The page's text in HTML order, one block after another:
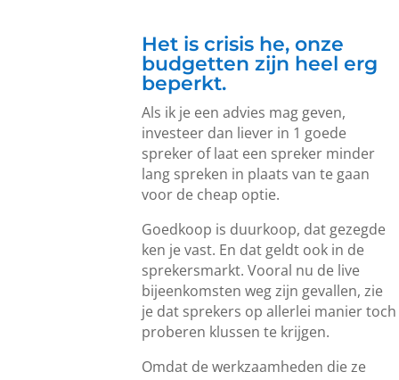
Het is crisis he, onze
budgetten zijn heel erg
beperkt.
Als ik je een advies mag geven,
investeer dan liever in 1 goede
spreker of laat een spreker minder
lang spreken in plaats van te gaan
voor de cheap optie.
Goedkoop is duurkoop, dat gezegde
ken je vast. En dat geldt ook in de
sprekersmarkt. Vooral nu de live
bijeenkomsten weg zijn gevallen, zie
je dat sprekers op allerlei manier toch
proberen klussen te krijgen.
Omdat de werkzaamheden die ze